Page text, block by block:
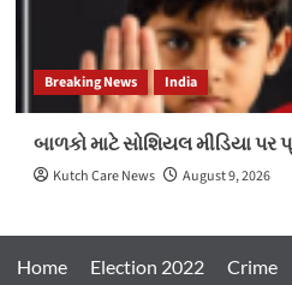
Breaking News India
બાળકો માટે સોશિયલ મીડિયા પર
Kutch Care News August 9, 2026
Home Election 2022 Crime